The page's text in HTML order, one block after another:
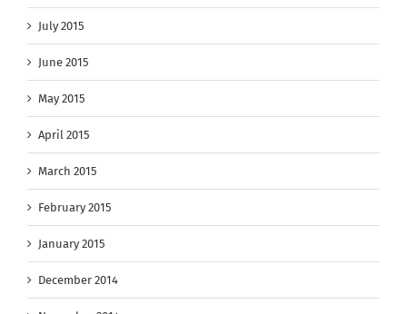
July 2015
June 2015
May 2015
April 2015
March 2015
February 2015
January 2015
December 2014